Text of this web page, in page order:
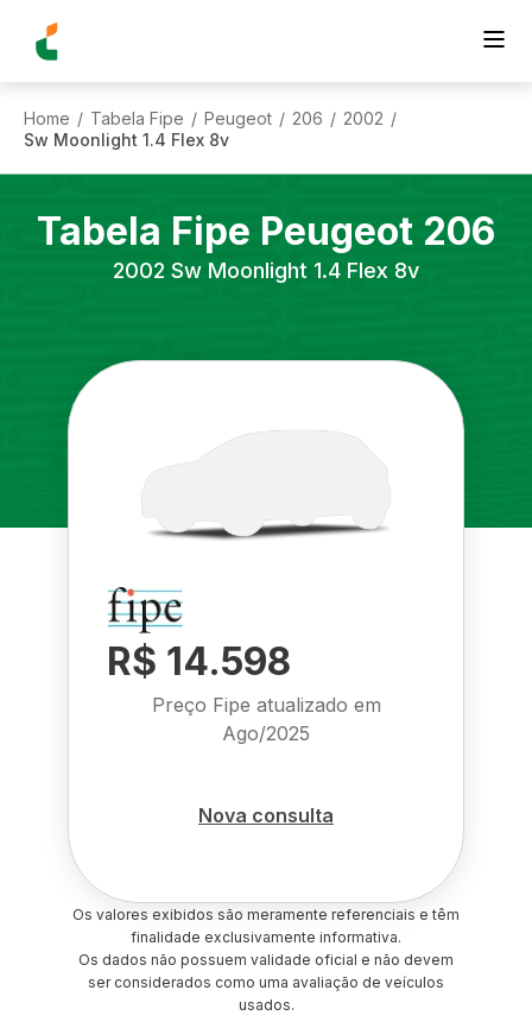
Home / Tabela Fipe / Peugeot / 206 / 2002 /
Sw Moonlight 1.4 Flex 8v
Tabela Fipe Peugeot 206
2002 Sw Moonlight 1.4 Flex 8v
R$ 14.598
Preço Fipe atualizado em
Ago/2025
Nova consulta
Os valores exibidos são meramente referenciais e têm
finalidade exclusivamente informativa.
Os dados não possuem validade oficial e não devem
ser considerados como uma avaliação de veículos
usados.